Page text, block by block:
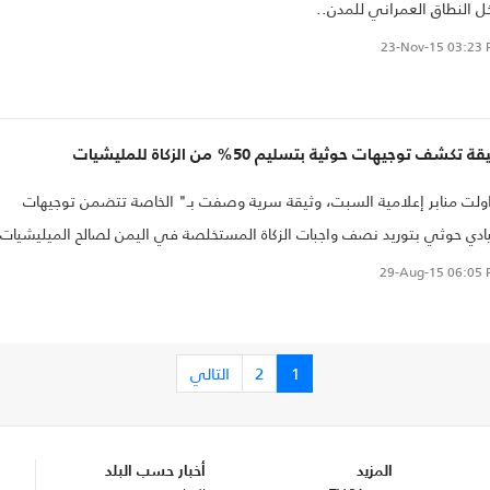
النطاق العمراني للمدن..
23-Nov-15 03:23
تكشف توجيهات حوثية بتسليم 50% من الزكاة للمليشيات
منابر إعلامية السبت، وثيقة سرية وصفت بـ" الخاصة تتضمن توجيهات
حوثي بتوريد نصف واجبات الزكاة المستخلصة في اليمن لصالح الميليشيات
29-Aug-15 06:05
1
2 التالي
المزيد أخبار حسب البلد